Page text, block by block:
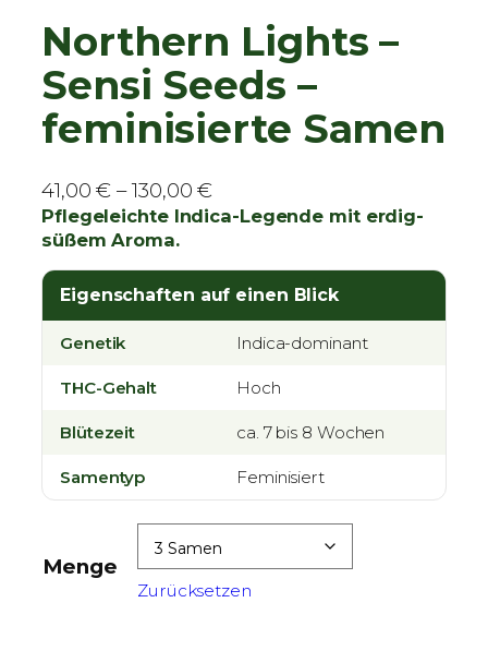
Northern Lights –
Sensi Seeds –
feminisierte Samen
41,00€ –130,00€
r
i
s
s
1
,
0
Pflegeleichte Indica-Legende mit erdig-
süßem Aroma.
Eigenschaften auf einen Blick
Genetik Indica-dominant
THC-Gehalt Hoch
Blütezeit ca. 7 bis 8 Wochen
Samentyp Feminisiert
Menge
Zurücksetzen